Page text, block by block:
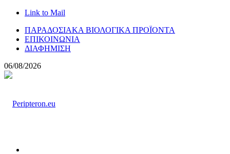
Link to Mail
ΠΑΡΑΔΟΣΙΑΚΑ ΒΙΟΛΟΓΙΚΑ ΠΡΟΪΟΝΤΑ
ΕΠΙΚΟΙΝΩΝΙΑ
ΔΙΑΦΗΜΙΣΗ
06/08/2026